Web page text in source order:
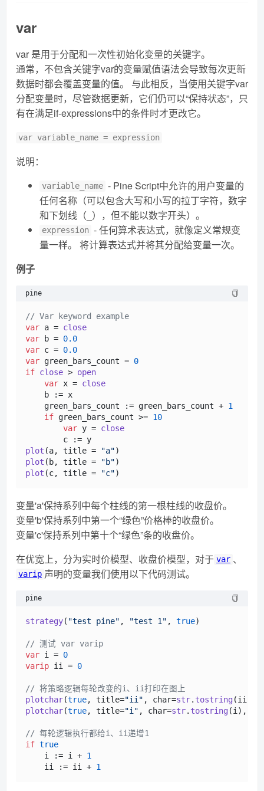
var
var 是用于分配和一次性初始化变量的关键字。
通常，不包含关键字var的变量赋值语法会导致每次更新
数据时都会覆盖变量的值。 与此相反，当使用关键字var
分配变量时，尽管数据更新，它们仍可以“保持状态”，只
有在满足if-expressions中的条件时才更改它。
var variable_name = expression
说明：
variable_name - Pine Script中允许的用户变量的
任何名称（可以包含大写和小写的拉丁字符，数字
和下划线（_），但不能以数字开头）。
expression - 任何算术表达式，就像定义常规变
量一样。 将计算表达式并将其分配给变量一次。
例子
pine
// Var keyword example
var a = close
var b = 0.0
var c = 0.0
var green_bars_count = 0
if close > open
var x = close
    b := x
    green_bars_count := green_bars_count +
1
if green_bars_count >= 10
var y = close
plot (a, title = "a"
plot (b, title = "b"
plot (c, title = "c"
变量'a'保持系列中每个柱线的第一根柱线的收盘价。
变量'b'保持系列中第一个“绿色”价格棒的收盘价。
变量'c'保持系列中第十个“绿色”条的收盘价。
在优宽上，分为实时价模型、收盘价模型，对于 var 、
varip 声明的变量我们使用以下代码测试。
pine
strategy( "test pine" , "test 1" , true)
// 测试 var varip
var i = 0
varip ii = 0
// 将策略逻辑每轮改变的i、ii打印在图上
plotchar(true, title="ii" , char=str. tostring(ii),
plotchar(true, title="i" , char=str. tostring(i),
// 每轮逻辑执行都给i、ii递增1
if true
    i := i +
1
    ii := ii +
1